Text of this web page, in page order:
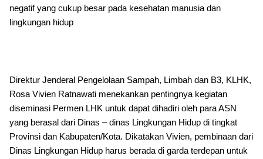
negatif yang cukup besar pada kesehatan manusia dan
lingkungan hidup
Direktur Jenderal Pengelolaan Sampah, Limbah dan B3, KLHK,
Rosa Vivien Ratnawati menekankan pentingnya kegiatan
diseminasi Permen LHK untuk dapat dihadiri oleh para ASN
yang berasal dari Dinas – dinas Lingkungan Hidup di tingkat
Provinsi dan Kabupaten/Kota. Dikatakan Vivien, pembinaan dari
Dinas Lingkungan Hidup harus berada di garda terdepan untuk